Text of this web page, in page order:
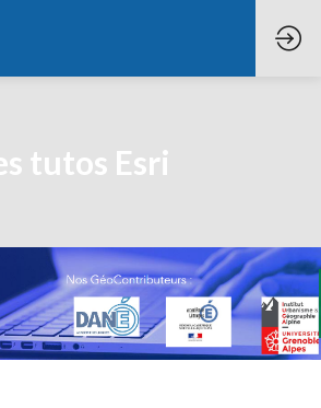
tutos Esri